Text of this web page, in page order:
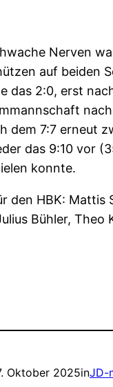
Nerven
auf beiden
das 2:0, erst
dem 7:7 erneut
das 9:10 vor
konnte.
den HBK: Mattis
Bühler, Theo
Oktober 2025inJD-